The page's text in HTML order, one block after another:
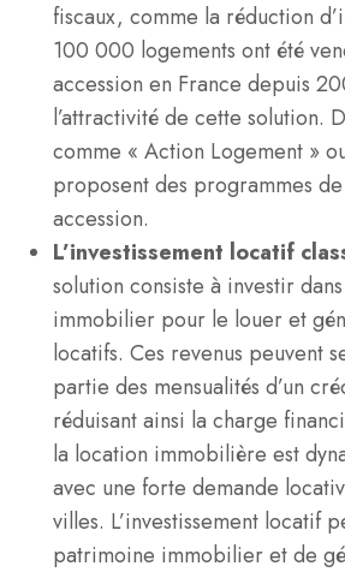
fiscaux, comme la réduction
100 000 logements ont été
accession en France depuis
l’attractivité de cette solution.
comme « Action Logement »
proposent des programmes
accession.
L’investissement locatif
solution consiste à investir
immobilier pour le louer et
locatifs. Ces revenus peuvent
partie des mensualités d’un
réduisant ainsi la charge
la location immobilière est
avec une forte demande
villes. L’investissement locatif
patrimoine immobilier et de